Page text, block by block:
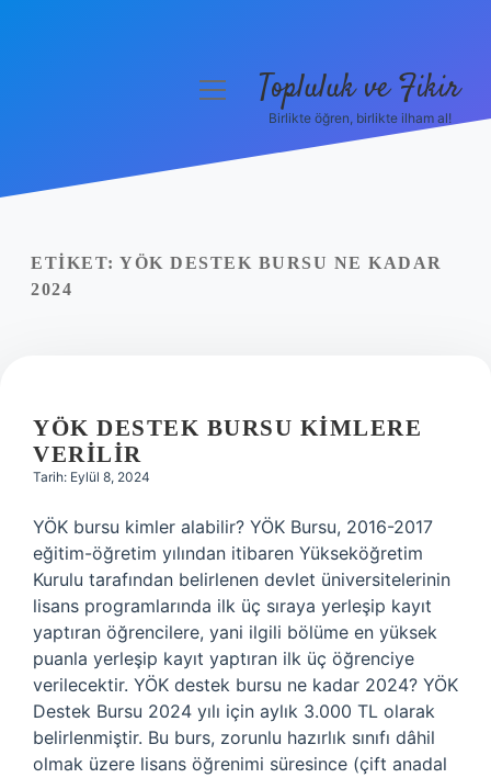
Yasal Uyarı
menüyüTopluluk ve Fikir
Birlikte öğren, birlikte ilham al!
ETIKET: YÖK DESTEK BURSU NE KADAR
2024
YÖK DESTEK BURSU KIMLERE
VERILIR
Tarih: Eylül 8, 2024
YÖK bursu kimler alabilir? YÖK Bursu, 2016-2017
eğitim-öğretim yılından itibaren Yükseköğretim
Kurulu tarafından belirlenen devlet üniversitelerinin
lisans programlarında ilk üç sıraya yerleşip kayıt
yaptıran öğrencilere, yani ilgili bölüme en yüksek
puanla yerleşip kayıt yaptıran ilk üç öğrenciye
verilecektir. YÖK destek bursu ne kadar 2024? YÖK
Destek Bursu 2024 yılı için aylık 3.000 TL olarak
belirlenmiştir. Bu burs, zorunlu hazırlık sınıfı dâhil
olmak üzere lisans öğrenimi süresince (çift anadal